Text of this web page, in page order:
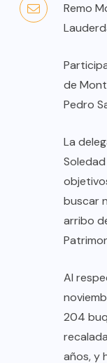
Remo
de
Pedro
La
buscar
arribo
Al
204
años, y
EL